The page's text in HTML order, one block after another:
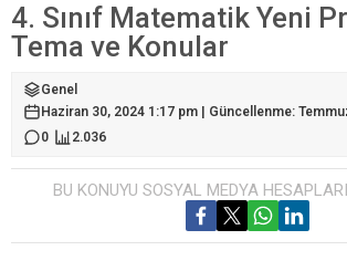
4. Sınıf Matematik Yeni
Tema ve Konular
Genel
Haziran 30, 2024 1:17 pm | Güncellenme:
0
2.036
BU KONUYU SOSYAL MEDYA